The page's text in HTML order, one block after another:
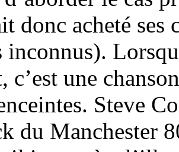
donc acheté ses
inconnus).
c’est une
Steve
du Manchester